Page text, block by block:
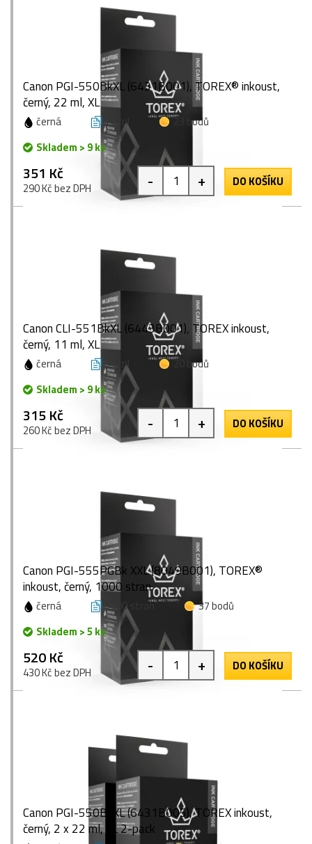
Canon PGI-550BkXL (6431B001), TOREX® inkoust,
černý, 22 ml, XL
černá 22 ml
23 bodů
Skladem > 9 ks
351 Kč
290 Kč bez DPH - + DO KOŠÍKU
Canon CLI-551BkXL (6443B001), TOREX inkoust,
černý, 11 ml, XL
černá 11 ml
20 bodů
Skladem > 9 ks
315 Kč
260 Kč bez DPH - + DO KOŠÍKU
Canon PGI-555PGBk XXL (8049B001), TOREX®
inkoust, černý, 1000 stran
černá 1000 stran
37 bodů
Skladem > 5 ks
520 Kč
430 Kč bez DPH - + DO KOŠÍKU
Canon PGI-550BkXL (6431B005), TOREX inkoust,
černý, 2 x 22 ml, XL 2-pack